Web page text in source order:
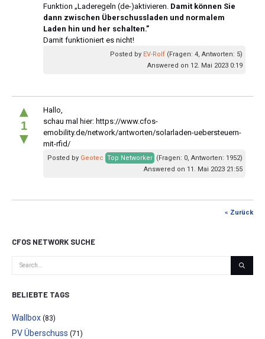
Funktion „Laderegeln (de-)aktivieren. Damit können Sie
dann zwischen Überschussladen und normalem
Laden hin und her schalten.”
Damit funktioniert es nicht!
Posted by EV-Rolf (Fragen: 4, Antworten: 5)
Answered on 12. Mai 2023 0:19
▲
1
▼
Hallo,
schau mal hier: https://www.cfos-
emobility.de/network/antworten/solarladen-uebersteuern-
mit-rfid/
Posted by Geotec Top Networker (Fragen: 0, Antworten: 1952)
Answered on 11. Mai 2023 21:55
« Zurück
CFOS NETWORK SUCHE
BELIEBTE TAGS
Wallbox (83)
PV Überschuss (71)